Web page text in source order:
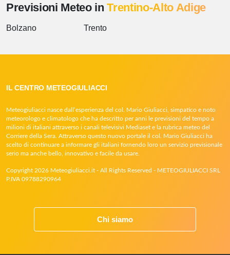
Previsioni Meteo inTrentino-Alto Adige
Bolzano Trento
IL CENTRO METEOGIULIACCI
Meteogiuliacci nasce dall’esperienza del col. Mario Giuliacci, simpatico e noto
meteorologo e climatologo che ha descritto per anni le previsioni del tempo a
milioni di italiani attraverso i canali televisivi Mediaset e la rubrica meteo del
Corriere della Sera. Attraverso questo nuovo portale il col. Mario Giuliacci ha
scelto di continuare a informare gli italiani fornendo loro un servizio previsionale
serio ma anche bello, innovativo e facile da usare.
Copyright 2026 Meteogiuliacci.it - All Rights Reserved - METEOGIULIACCI SRL
P.IVA 09788290964
Chi siamo